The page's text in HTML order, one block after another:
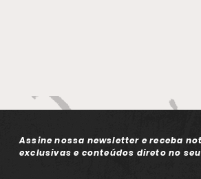
Assine nossa newsletter e receba
exclusivas e conteúdos direto no